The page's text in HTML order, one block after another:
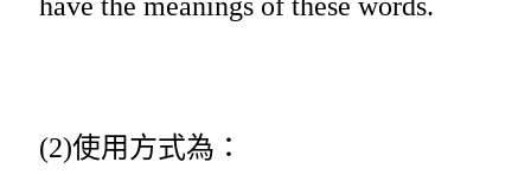
(2)使用方式為：